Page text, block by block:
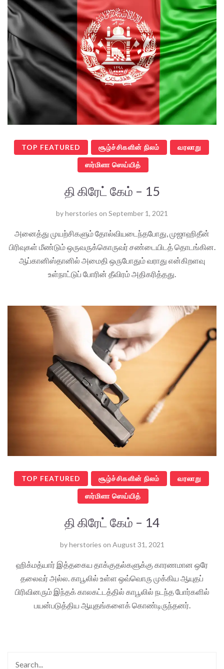
TOP FEATURED சூழ்ச்சிகளின் நிலம் வரலாறு
ஸர்மிளா ஸெய்யித்
தி கிரேட் கேம் – 15
byherstories on September 1, 2021
அனைத்து முயற்சிகளும் தோல்வியடைந்தபோது, முஜாஹிதீன்
பிரிவுகள் மீண்டும் ஒருவருக்கொருவர் சண்டையிடத் தொடங்கின.
ஆப்கானிஸ்தானில் அமைதி ஒருபோதும் வராது என்கிறளவு
உள்நாட்டுப் போரின் தீவிரம் அதிகரித்தது.
TOP FEATURED சூழ்ச்சிகளின் நிலம் வரலாறு
ஸர்மிளா ஸெய்யித்
தி கிரேட் கேம் – 14
byherstories on August 31, 2021
ஹிக்மத்யார் இத்தகைய தாக்குதல்களுக்கு காரணமான ஒரே
தலைவர் அல்ல. காபூலில் உள்ள ஒவ்வொரு முக்கிய ஆயுதப்
பிரிவினரும் இந்தக் காலகட்டத்தில் காபூலில் நடந்த போர்களில்
பயன்படுத்திய ஆயுதங்களைக் கொண்டிருந்தனர்.